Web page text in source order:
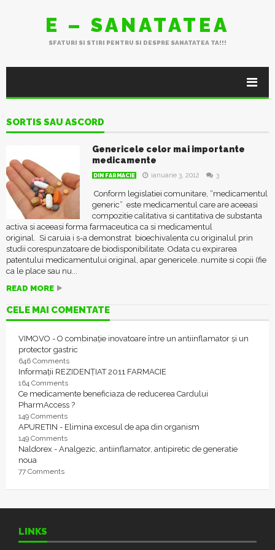
E – SANATATEA
SFATURI SI STIRI PENTRU SI DESPRE SANATATEA TA!!!
SORTIS SAU ASCORD
Genericele celor mai importante
medicamente
DIN FARMACIE ianuarie 3, 2012 3
Conform legislatiei comunitare, “medicamentul
generic” este medicamentul care are aceeasi
compozitie calitativa si cantitativa de substanta
activa si aceeasi forma farmaceutica ca si medicamentul
original. Si caruia i s-a demonstrat bioechivalenta cu originalul prin
studii corespunzatoare de biodisponibilitate. Odata cu expirarea
patentului medicamentului original, apar genericele..numite si copii (fie
ca le place sau nu...
READ MORE
CELE MAI COMENTATE
VIMOVO - O combinație inovatoare între un antiinflamator și un
protector gastric
646 Comments
Informații REZIDENȚIAT 2011 FARMACIE
164 Comments
Ce medicamente beneficiaza de reducerea Cardului
PharmAccess ?
149 Comments
APURETIN - Elimina excesul de apa din organism
149 Comments
Naldorex - Analgezic, antiinflamator, antipiretic de generatie
noua
77 Comments
LINKS